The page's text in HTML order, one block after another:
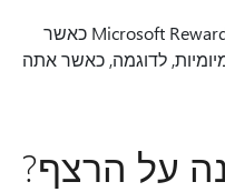
הגנת רצף מגנה על הרצף שלך ב- Microsoft Rewards כאשר
לדוגמה, כאשר אתה
על הרצף?